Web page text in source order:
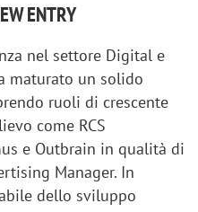
ENTRY
nel settore Digital e
maturato un solido
ruoli di crescente
come RCS
e Outbrain in qualità di
Manager. In
dello sviluppo